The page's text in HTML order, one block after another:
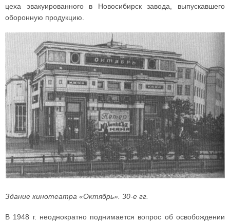
цеха эвакуированного в Новосибирск завода, выпускавшего
оборонную продукцию.
Здание кинотеатра «Октябрь». 30-е гг.
В 1948 г. неоднократно поднимается вопрос об освобождении